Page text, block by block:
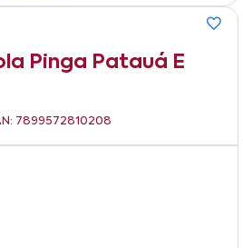
Pinga Patauá E
7899572810208